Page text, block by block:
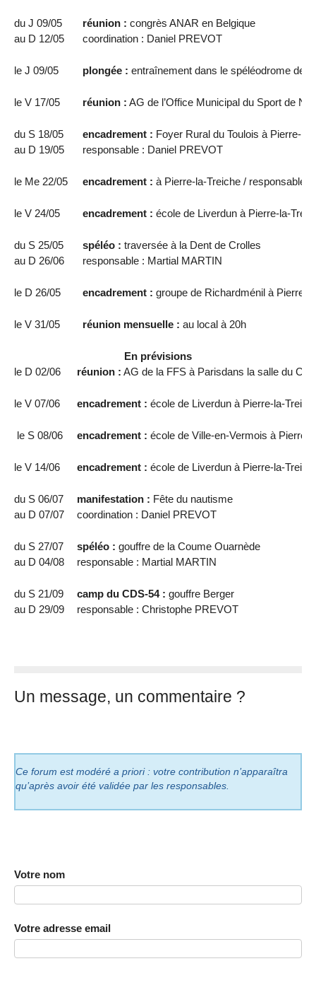
du J 09/05
au D 12/05
réunion : congrès ANAR en Belgique
coordination : Daniel PREVOT
le J 09/05 plongée : entraînement dans le spéléodrome de
le V 17/05 réunion : AG de l’Office Municipal du Sport de
du S 18/05
au D 19/05
encadrement : Foyer Rural du Toulois à Pierre-la-
responsable : Daniel PREVOT
le Me 22/05 encadrement : à Pierre-la-Treiche / responsable
le V 24/05 encadrement : école de Liverdun à Pierre-la-
du S 25/05
au D 26/06
spéléo : traversée à la Dent de Crolles
responsable : Martial MARTIN
le D 26/05 encadrement : groupe de Richardménil à Pierre-
le V 31/05 réunion mensuelle : au local à 20h
En prévisions
le D 02/06
réunion : AG de la FFS à Parisdans la salle du
le V 07/06 encadrement : école de Liverdun à Pierre-la-
le S 08/06 encadrement : école de Ville-en-Vermois à Pierre-
le V 14/06 encadrement : école de Liverdun à Pierre-la-
du S 06/07
au D 07/07
manifestation : Fête du nautisme
coordination : Daniel PREVOT
du S 27/07
au D 04/08
spéléo : gouffre de la Coume Ouarnède
responsable : Martial MARTIN
du S 21/09
au D 29/09
camp du CDS-54 : gouffre Berger
responsable : Christophe PREVOT
Un message, un commentaire ?
Ce forum est modéré a priori : votre contribution n’apparaîtra
qu’après avoir été validée par les responsables.
Votre nom
Votre adresse email